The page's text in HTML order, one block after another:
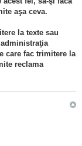
aşa ceva.
la texte sau
care fac trimitere la
reclama